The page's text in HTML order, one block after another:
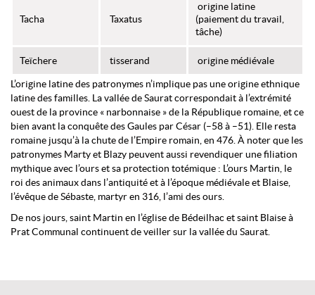
Tacha Taxatus
origine latine
(paiement du travail,
tâche)
Teïchere tisserand origine médiévale
L’origine latine des patronymes n’implique pas une origine ethnique
latine des familles. La vallée de Saurat correspondait à l’extrémité
ouest de la province « narbonnaise » de la République romaine, et ce
bien avant la conquête des Gaules par César (–58 à –51). Elle resta
romaine jusqu’à la chute de l’Empire romain, en 476. À noter que les
patronymes Marty et Blazy peuvent aussi revendiquer une filiation
mythique avec l’ours et sa protection totémique : L’ours Martin, le
roi des animaux dans l’antiquité et à l’époque médiévale et Blaise,
l’évêque de Sébaste, martyr en 316, l’ami des ours.
De nos jours, saint Martin en l’église de Bédeilhac et saint Blaise à
Prat Communal continuent de veiller sur la vallée du Saurat.